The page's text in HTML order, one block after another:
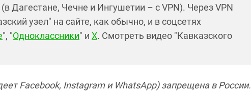
(в Дагестане, Чечне и Ингушетии – с VPN). Через VPN
узел" на сайте, как обычно, и в соцсетях
", "Одноклассники" и X. Смотреть видео "Кавказского
Facebook, Instagram и WhatsApp) запрещена в России.